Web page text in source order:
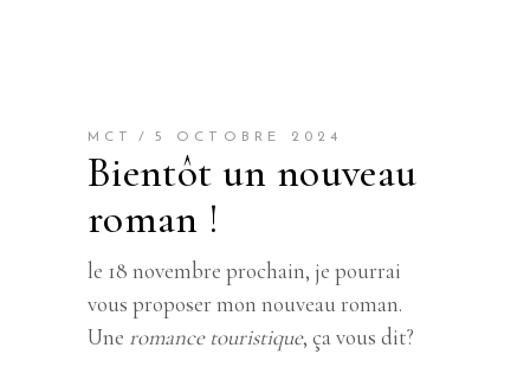
MCT 5 OCTOBRE 2024
Bientôt un nouveau
roman !
le 18 novembre prochain, je pourrai
vous proposer mon nouveau roman.
Une romance touristique, ça vous dit?